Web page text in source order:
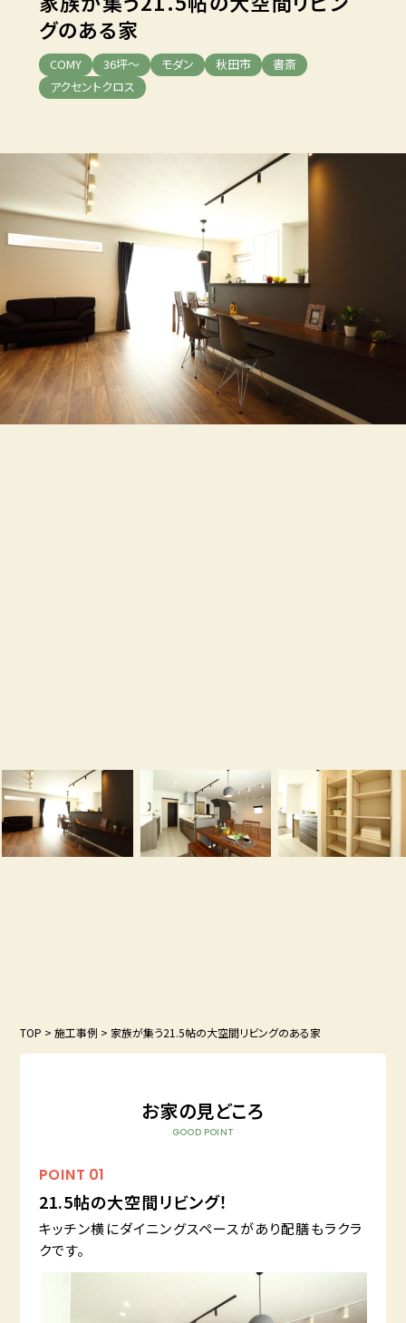
グのある家
COMY 36坪～ モダン 秋田市
書斎
アクセントクロス
TOP >施工事例 > 家族が集う21.5帖の大空間リビングのある家
お家の見どころ
GOOD POINT
POINT 01
21.5帖の大空間リビング！
キッチン横にダイニングスペースがあり配膳もラクラ
クです。